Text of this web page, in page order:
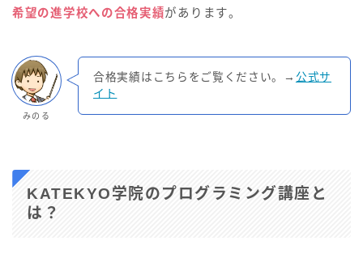
希望の進学校への合格実績があります​。
みのる
合格実績はこちらをご覧ください。→ 公式サ
イト
KATEKYO学院のプログラミング講座と
は？